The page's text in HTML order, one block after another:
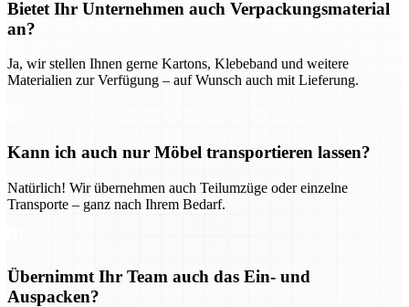
Bietet Ihr Unternehmen auch Verpackungsmaterial
an?
Ja, wir stellen Ihnen gerne Kartons, Klebeband und weitere
Materialien zur Verfügung – auf Wunsch auch mit Lieferung.
Kann ich auch nur Möbel transportieren lassen?
Natürlich! Wir übernehmen auch Teilumzüge oder einzelne
Transporte – ganz nach Ihrem Bedarf.
Übernimmt Ihr Team auch das Ein- und
Auspacken?